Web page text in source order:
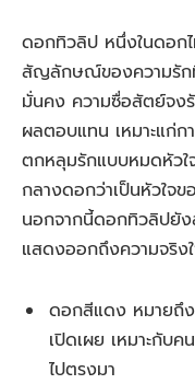
ดอกทิวลิป หนึ่งในดอก
สัญลักษณ์ของความรัก
มั่นคง ความซื่อสัตย์จง
ผลตอบแทน เหมาะแก่ก
ตกหลุมรักแบบหมดหัวใ
กลางดอกว่าเป็นหัวใจ
นอกจากนี้ดอกทิวลิปยัง
แสดงออกถึงความจริง
ดอกสีแดง หมายถึง
เปิดเผย เหมาะกับ
ไปตรงมา